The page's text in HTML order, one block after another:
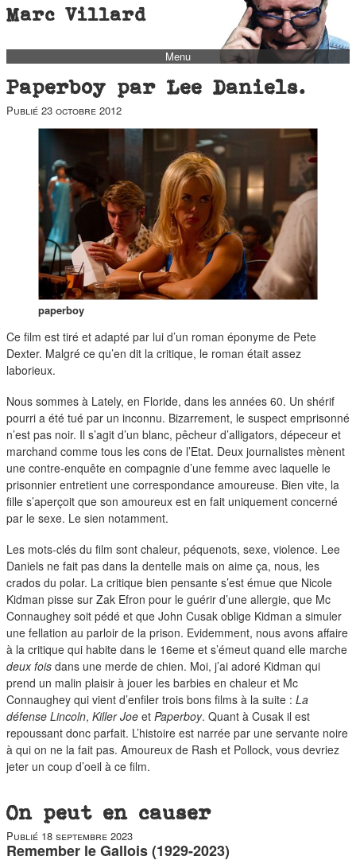
Marc Villard
Menu
bio
filmo
barbès
music
autofiction
interviews
polaroid
famille
blog
short stories
duos
Paperboy par Lee Daniels.
Publié 23 octobre 2012
paperboy
Ce film est tiré et adapté par lui d’un roman éponyme de Pete
Dexter. Malgré ce qu’en dit la critique, le roman était assez
laborieux.
Nous sommes à Lately, en Floride, dans les années 60. Un shérif
pourri a été tué par un inconnu. Bizarrement, le suspect emprisonné
n’est pas noir. Il s’agit d’un blanc, pêcheur d’alligators, dépeceur et
marchand comme tous les cons de l’Etat. Deux journalistes mènent
une contre-enquête en compagnie d’une femme avec laquelle le
prisonnier entretient une correspondance amoureuse. Bien vite, la
fille s’aperçoit que son amoureux est en fait uniquement concerné
par le sexe. Le sien notamment.
Les mots-clés du film sont chaleur, péquenots, sexe, violence. Lee
Daniels ne fait pas dans la dentelle mais on aime ça, nous, les
crados du polar. La critique bien pensante s’est émue que Nicole
Kidman pisse sur Zak Efron pour le guérir d’une allergie, que Mc
Connaughey soit pédé et que John Cusak oblige Kidman a simuler
une fellation au parloir de la prison. Evidemment, nous avons affaire
à la critique qui habite dans le 16eme et s’émeut quand elle marche
deux fois dans une merde de chien. Moi, j’ai adoré Kidman qui
prend un malin plaisir à jouer les barbies en chaleur et Mc
Connaughey qui vient d’enfiler trois bons films à la suite : La
défense Lincoln, Killer Joe et Paperboy. Quant à Cusak il est
repoussant donc parfait. L’histoire est narrée par une servante noire
à qui on ne la fait pas. Amoureux de Rash et Pollock, vous devriez
jeter un coup d’oeil à ce film.
On peut en causer
Publié 18 septembre 2023
Remember le Gallois (1929-2023)